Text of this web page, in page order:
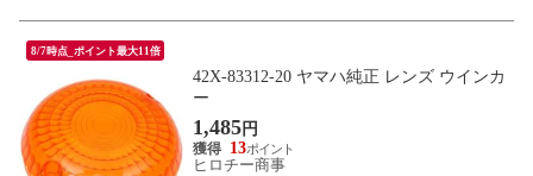
8/7時点_ポイント最大11倍
42X-83312-20 ヤマハ純正 レンズ ウインカ
ー
1,485円
13
ヒロチー商事